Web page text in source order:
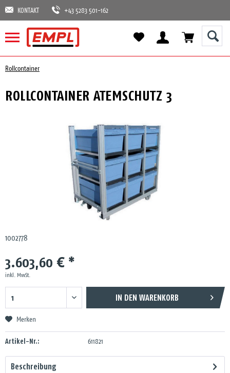
KONTAKT +43 5283 501-162
Rollcontainer
ROLLCONTAINER ATEMSCHUTZ 3
1002778
3.603,60 € *
inkl. MwSt.
IN DEN WARENKORB
Merken
Artikel-Nr.: 611821
Beschreibung